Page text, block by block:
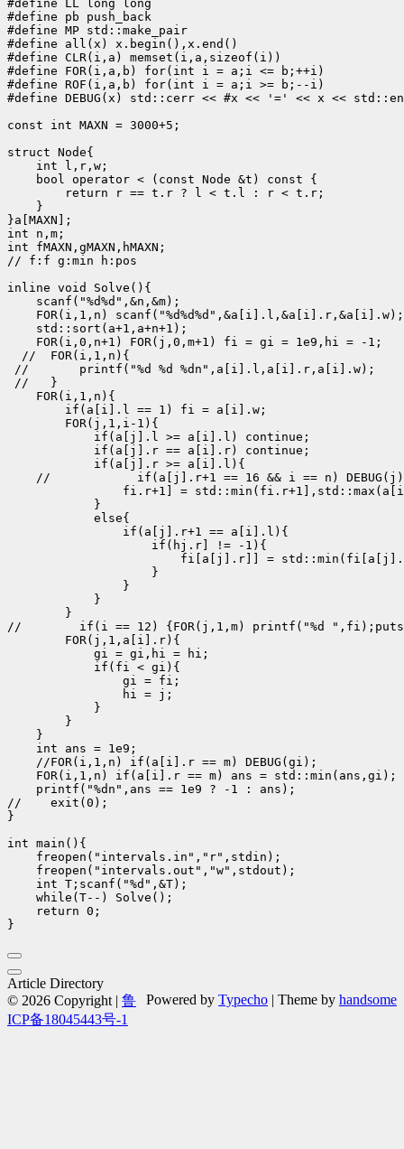
#define LL long long
#define pb push_back
#define MP std::make_pair
#define all(x) x.begin(),x.end()
#define CLR(i,a) memset(i,a,sizeof(i))
#define FOR(i,a,b) for(int i = a;i <= b;++i)
#define ROF(i,a,b) for(int i = a;i >= b;--i)
#define DEBUG(x) std::cerr << #x << '=' << x <<
const int MAXN = 3000+5;
struct Node{
    int l,r,w;
    bool operator < (const Node &t) const {
        return r == t.r ? l < t.l : r < t.r;
    }
}a[MAXN];
int n,m;
int fMAXN,gMAXN,hMAXN;
// f:f g:min h:pos
inline void Solve(){
    scanf("%d%d",&n,&m);
    FOR(i,1,n) scanf("%d%d%d",&a[i].l,&a[i].r,&a[i].w);
    std::sort(a+1,a+n+1);
    FOR(i,0,n+1) FOR(j,0,m+1) fi = gi = 1e9,hi = -1;
  //  FOR(i,1,n){
//       printf("%d %d %dn",a[i].l,a[i].r,a[i].w);
//   }
    FOR(i,1,n){
        if(a[i].l == 1) fi = a[i].w;
        FOR(j,1,i-1){
            if(a[j].l >= a[i].l) continue;
            if(a[j].r == a[i].r) continue;
            if(a[j].r >= a[i].l){
//            if(a[j].r+1 == 16 && i == n)
fi.r+1] =
            }
            else{
                if(a[j].r+1 == a[i].l){
                    if(hj.r] != -1){
fi[a[j].r]] =
                    }
                }
            }
        }
//        if(i == 12) {FOR(j,1,m) printf("%d
        FOR(j,1,a[i].r){
            gi = gi,hi = hi;
            if(fi < gi){
                gi = fi;
                hi = j;
            }
        }
    }
    int ans = 1e9;
    //FOR(i,1,n) if(a[i].r == m) DEBUG(gi);
    FOR(i,1,n) if(a[i].r == m) ans = std::min(ans,gi);
    printf("%dn",ans == 1e9 ? -1 : ans);
//    exit(0);
}
int main(){
    freopen("intervals.in","r",stdin);
    freopen("intervals.out","w",stdout);
    int T;scanf("%d",&T);
    while(T--) Solve();
    return 0;
Article Directory
Powered by Typecho | Theme by handsome
© 2026 Copyright | 鲁
ICP备18045443号-1